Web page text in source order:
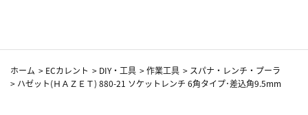
ホーム > ECカレント > DIY・工具 >作業工具 > スパナ・レンチ・プーラ
> ハゼット(ＨＡＺＥＴ) 880-21 ソケットレンチ 6角タイプ･差込角9.5mm